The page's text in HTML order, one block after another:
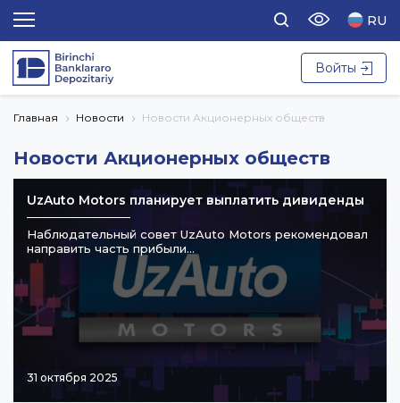
RU
Войты
Главная Новости Новости Акционерных обществ
Новости Акционерных обществ
UzAuto Motors планирует выплатить дивиденды
Наблюдательный совет UzAuto Motors рекомендовал
направить часть прибыли…
31 октября 2025